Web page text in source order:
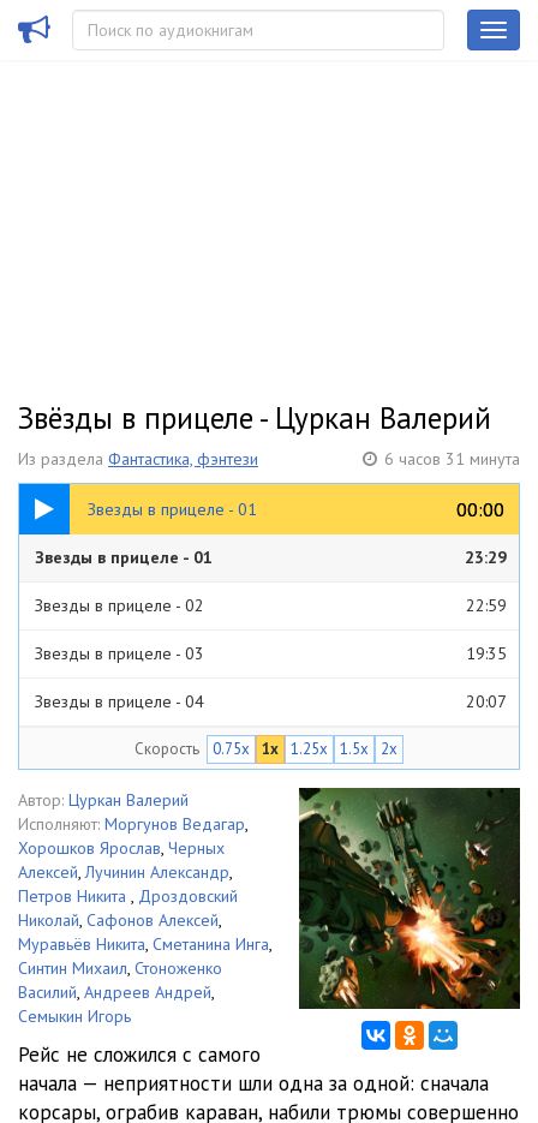
Звёзды в прицеле - Цуркан Валерий
Из раздела Фантастика, фэнтези 6 часов 31 минута
Звезды в прицеле - 01 00:00
00:00
23:29
Звезды в прицеле - 01 23:29
Звезды в прицеле - 02 22:59
Звезды в прицеле - 03 19:35
Звезды в прицеле - 04 20:07
Звезды в прицеле - 05
Звезды в прицеле - 06 17:37
Звезды в прицеле - 07 16:56
Звезды в прицеле - 08 15:48
Звезды в прицеле - 09 15:40
Звезды в прицеле - 10 18:16
Звезды в прицеле - 12 17:45
Скорость 0.75x 1x 1.25x 1.5x 2x
Автор: Цуркан Валерий
Исполняют: Моргунов Ведагар,
Хорошков Ярослав, Черных
Алексей,Лучинин Александр,
Петров Никита , Дроздовский
Николай, Сафонов Алексей,
Муравьёв Никита, Сметанина Инга,
Синтин Михаил, Стоноженко
Василий, Андреев Андрей,
Семыкин Игорь
Рейс не сложился с самого
начала — неприятности шли одна за одной: сначала
корсары, ограбив караван, набили трюмы совершенно